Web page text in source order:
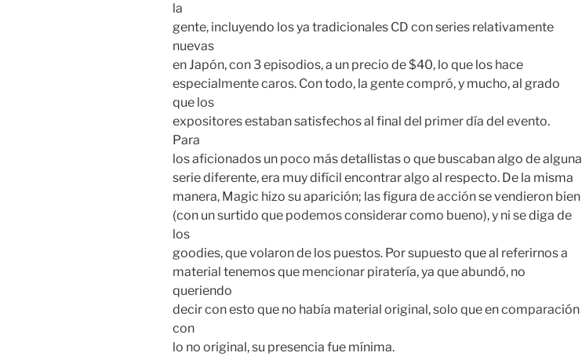
la
gente, incluyendo los ya tradicionales CD con series relativamente
nuevas
en Japón, con 3 episodios, a un precio de $40, lo que los hace
especialmente caros. Con todo, la gente compró, y mucho, al grado
que los
expositores estaban satisfechos al final del primer día del evento.
Para
los aficionados un poco más detallistas o que buscaban algo de alguna
serie diferente, era muy difícil encontrar algo al respecto. De la misma
manera, Magic hizo su aparición; las figura de acción se vendieron bien
(con un surtido que podemos considerar como bueno), y ni se diga de
los
goodies, que volaron de los puestos. Por supuesto que al referirnos a
material tenemos que mencionar piratería, ya que abundó, no
queriendo
decir con esto que no había material original, solo que en comparación
con
lo no original, su presencia fue mínima.